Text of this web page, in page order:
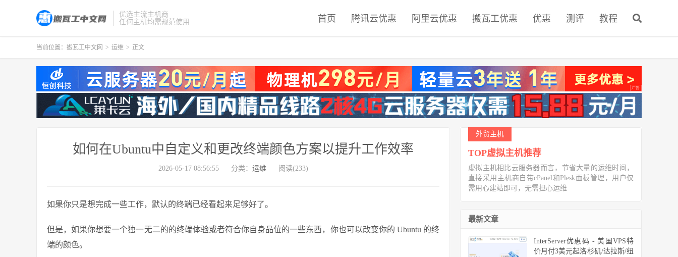
优选主流主机商
任何主机均需规范使用
首页 腾讯云优惠 阿里云优惠 搬瓦工优惠 优惠 测评 教程
当前位置： 搬瓦工中文网 > 运维 > 正文
如何在Ubuntu中自定义和更改终端颜色方案以提升工作效率
2026-05-17 08:56:55 分类： 运维 阅读(233)
如果你只是想完成一些工作，默认的终端已经看起来足够好了。
但是，如果你想要一个独一无二的的终端体验或者符合你自身品位的一些东西，你也可以改变你的 Ubuntu 的终
端的颜色。
外贸主机
TOP虚拟主机推荐
虚拟主机相比云服务器而言，节省大量的运维时间，
直接采用主机商自带cPanel和Plesk面板管理，用户仅
需用心建站即可，无需担心运维
最新文章
InterServer优惠码 - 美国VPS特
价月付3美元起洛杉矶/达拉斯/纽